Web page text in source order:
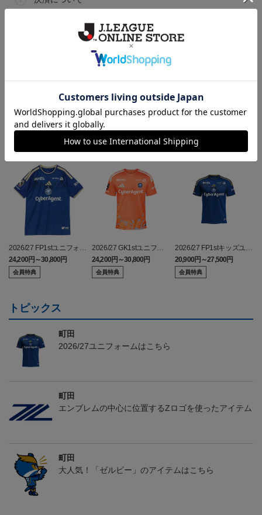
ヘルプページ
ランキング
2026/27 FP1stユニフォー
ム
24,200円～30,800円
会員特典
2026/27 GK1stユニフォ
ーム
24,200円～30,800円
会員特典
2026/27 FP1stキッズユニ
フォーム
20,900円～27,500円
会員特典
トピックス
町田
2026/27ユニフォームはこちら
町田
エンブレムの中心に位置するZロゴを使ったアイテム
町田
大人気！「ゼルビー」のアイテムはこちら